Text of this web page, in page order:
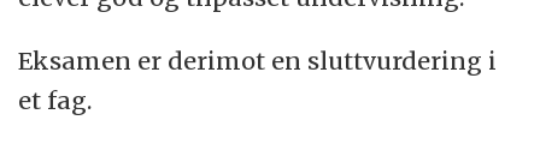
Eksamen er derimot en sluttvurdering i
et fag.